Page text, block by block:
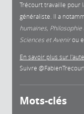
Trécourt travaille pour
généraliste. Il a
humaines, Philosophie
Sciences et Avenirou
En savoir plus sur
Suivre
Mots-clés